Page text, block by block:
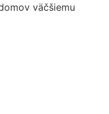
väčšiemu